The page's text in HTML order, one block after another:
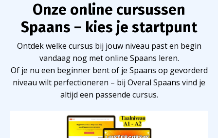
Onze online cursussen
Spaans – kies je startpunt
Ontdek welke cursus bij jouw niveau past en begin
vandaag nog met online Spaans leren.
Of je nu een beginner bent of je Spaans op gevorderd
niveau wilt perfectioneren – bij Overal Spaans vind je
altijd een passende cursus.